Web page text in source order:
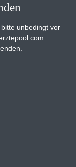
unbedingt vor